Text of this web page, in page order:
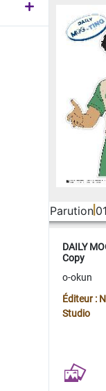
Parution
DAILY
Copy
o-okun
Éditeur :
Studio